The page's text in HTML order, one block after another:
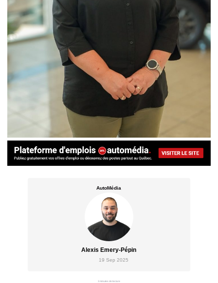
AutoMédia
Alexis Emery-Pépin
19 Sep 2025
3 minutes de lecture